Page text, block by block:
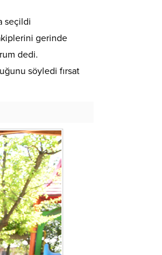
seçildi
gerinde
dedi.
söyledi fırsat